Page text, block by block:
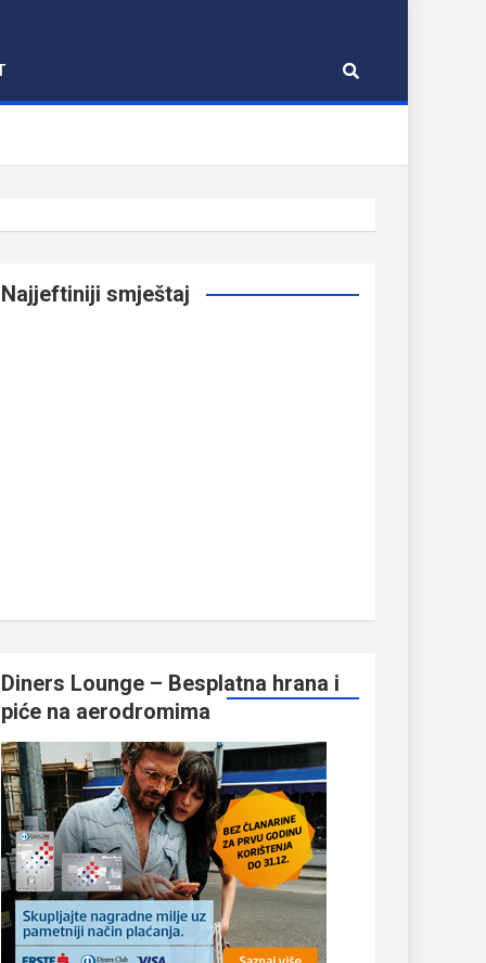
Najjeftiniji smještaj
Diners Lounge – Besplatna hrana i
piće na aerodromima